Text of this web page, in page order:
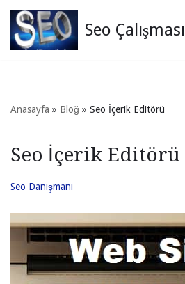
İçeriğe
geç
Seo Çalışması
Anasayfa » Bloğ » Seo İçerik Editörü
Seo İçerik Editörü
Seo Danışmanı